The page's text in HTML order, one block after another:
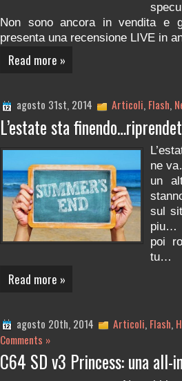
Non sono ancora in vendita e
presenta una recensione LIVE in
Read more »
agosto 31st, 2014 Articoli, Flash,
L’estate sta
ne
un
sul
piu…
poi
tu…
Read more »
agosto 20th, 2014 Articoli, Flash,
Comments »
C64 SD v3 Princess: una all-